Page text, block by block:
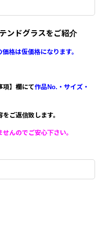
ンドグラスをご紹介
格は仮価格になります。
項】欄にて作品No.・サイズ・
ご返信致します。
んのでご安心下さい。